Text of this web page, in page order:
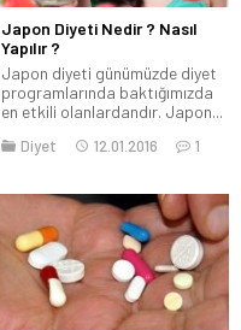
Japon Diyeti Nedir ? Nasıl
Yapılır ?
Japon diyeti günümüzde diyet
programlarında baktığımızda
en etkili olanlardandır. Japon...
Diyet 12.01.2016 1